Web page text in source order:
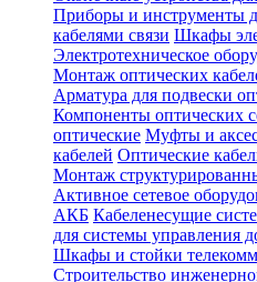
Приборы и инструменты
кабелями связи Шкафы
Электротехническое
Монтаж оптических
Арматура для подвески
Компоненты оптических
оптические Муфты и
кабелей Оптические
Монтаж
Активное сетевое
АКБ Кабеленесущие
для системы
Шкафы и стойки
Строительство